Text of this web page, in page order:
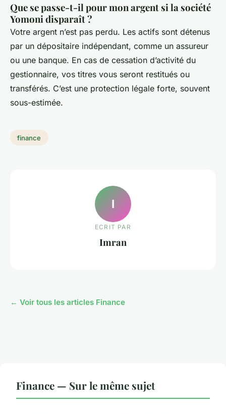
Que se passe-t-il pour mon argent si la société
Yomoni disparaît ?
Votre argent n’est pas perdu. Les actifs sont détenus
par un dépositaire indépendant, comme un assureur
ou une banque. En cas de cessation d’activité du
gestionnaire, vos titres vous seront restitués ou
transférés. C’est une protection légale forte, souvent
sous-estimée.
finance
I
ECRIT PAR
Imran
← Voir tous les articles Finance
Finance — Sur le même sujet